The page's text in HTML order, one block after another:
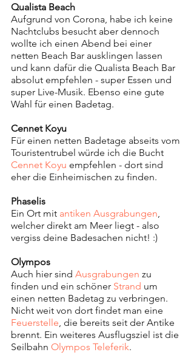
Qualista Beach
Aufgrund von Corona, habe ich keine
Nachtclubs besucht aber dennoch
wollte ich einen Abend bei einer
netten Beach Bar ausklingen lassen
und kann dafür die Qualista Beach Bar
absolut empfehlen - super Essen und
super Live-Musik. Ebenso eine gute
Wahl für einen Badetag.
Cennet Koyu
Für einen netten Badetage abseits vom
Touristentrubel würde ich die Bucht
Cennet Koyu empfehlen - dort sind
eher die Einheimischen zu finden.
Phaselis
Ein Ort mit antiken Ausgrabungen
welcher direkt am Meer liegt - also
vergiss deine Badesachen nicht! :)
Olympos
Auch hier sind Ausgrabungen zu
finden und ein schöner Strand um
einen netten Badetag zu verbringen.
Nicht weit von dort findet man eine
Feuerstelle , die bereits seit der Antike
brennt. Ein weiteres Ausflugsziel ist die
Seilbahn Olympos Teleferik.